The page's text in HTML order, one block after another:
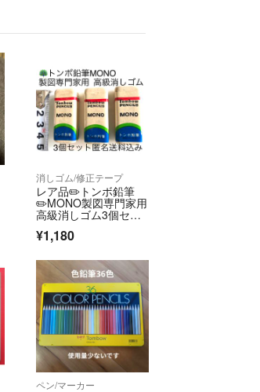
消しゴム/修正テープ
レア品✏️トンボ鉛筆
✏️MONO製図専門家用
高級消しゴム3個セッ
ト🚚匿名・送料込み
¥1,180
ペン/マーカー